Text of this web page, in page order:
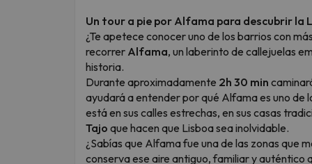
Un tour a pie por Alfama para descubrir la
¿Te apetece conocer uno de los barrios con
recorrer Alfama, un laberinto de callejuelas
historia.
Durante aproximadamente 2h 30 min
ayudará a entender por qué Alfama es uno de
está en sus calles estrechas, en sus casas
Tajo que hacen que Lisboa sea inolvidable.
¿Sabías que Alfama fue una de las zonas que
conserva ese aire antiguo, familiar y auténtico